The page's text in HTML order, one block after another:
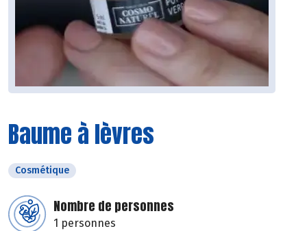
Baume à lèvres
Cosmétique
Nombre de personnes
1 personnes